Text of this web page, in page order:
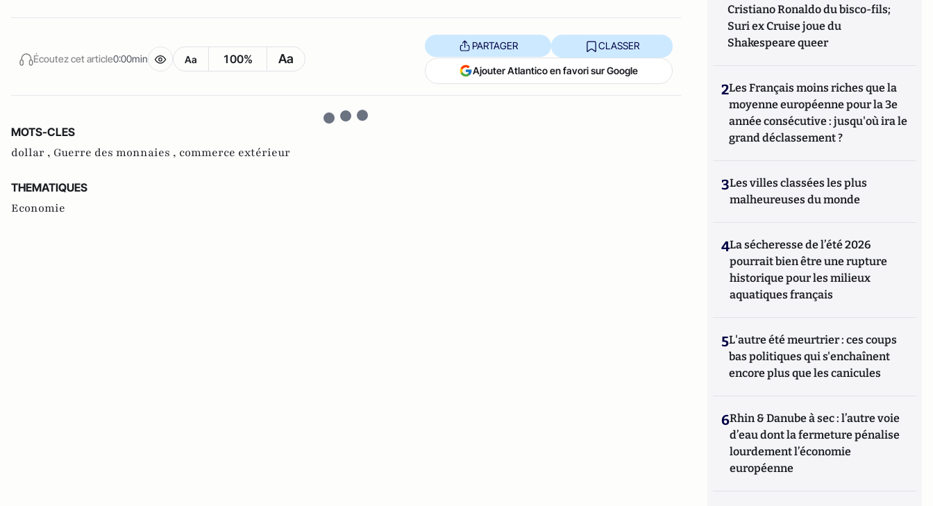
Écoutez cet article0:00min Aa 100% Aa
PARTAGER CLASSER
Ajouter Atlantico en favori sur Google
MOTS-CLES
dollar , Guerre des monnaies , commerce extérieur
THEMATIQUES
Economie
Cristiano Ronaldo du bisco-fils;
Suri ex Cruise joue du
Shakespeare queer
2Les Français moins riches que la
moyenne européenne pour la 3e
année consécutive : jusqu'où ira le
grand déclassement ?
3Les villes classées les plus
malheureuses du monde
4La sécheresse de l’été 2026
pourrait bien être une rupture
historique pour les milieux
aquatiques français
5L'autre été meurtrier : ces coups
bas politiques qui s'enchaînent
encore plus que les canicules
6Rhin & Danube à sec : l’autre voie
d’eau dont la fermeture pénalise
lourdement l’économie
européenne